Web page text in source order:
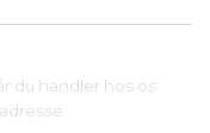
du handler hos os: